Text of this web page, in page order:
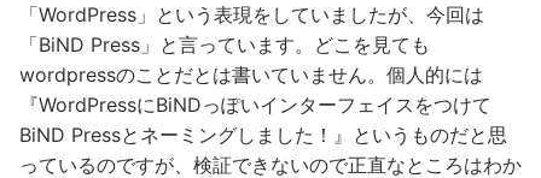
「WordPress」という表現をしていましたが、今回は
「BiND Press」と言っています。どこを見ても
wordpressのことだとは書いていません。個人的には
『WordPressにBiNDっぽいインターフェイスをつけて
BiND Pressとネーミングしました！』というものだと思
っているのですが、検証できないので正直なところはわか